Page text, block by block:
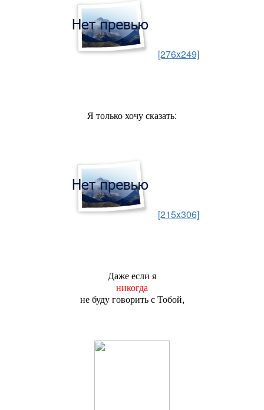
[276x249]
Я только хочу сказать:
[215x306]
Даже если я
никогда
не буду говорить с Тобой,